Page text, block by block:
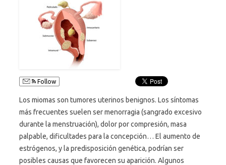
Follow
Los miomas son tumores uterinos benignos. Los síntomas
más frecuentes suelen ser menorragia (sangrado excesivo
durante la menstruación), dolor por compresión, masa
palpable, dificultades para la concepción… El aumento de
estrógenos, y la predisposición genética, podrían ser
posibles causas que favorecen su aparición. Algunos